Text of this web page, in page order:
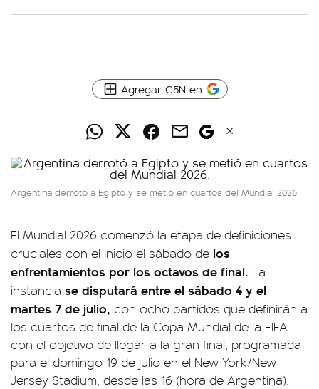
Agregar C5N en
Argentina derrotó a Egipto y se metió en cuartos del Mundial 2026.
El Mundial 2026 comenzó la etapa de definiciones
cruciales con el inicio el sábado de los
enfrentamientos por los octavos de final. La
instancia se disputará entre el sábado 4 y el
martes 7 de julio, con ocho partidos que definirán a
los cuartos de final de la Copa Mundial de la FIFA
con el objetivo de llegar a la gran final, programada
para el domingo 19 de julio en el New York/New
Jersey Stadium, desde las 16 (hora de Argentina).